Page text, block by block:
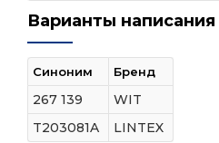
Варианты
Синоним Бренд
267 139
WIT
T203081A
LINTEX